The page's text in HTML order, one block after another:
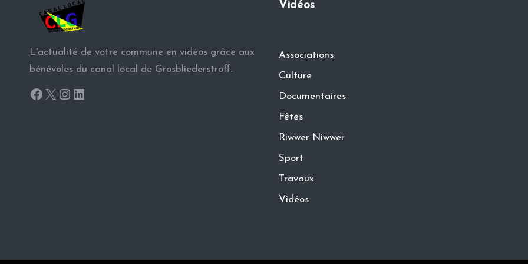
L'actualité de votre commune en vidéos grâce aux
bénévoles du canal local de Grosbliederstroff.
Facebook
X Instagram
LinkedIn
Vidéos
Associations
Culture
Documentaires
Fêtes
Riwwer Niwwer
Sport
Travaux
Vidéos